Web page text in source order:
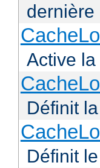
dernière
Active
Définit
Définit